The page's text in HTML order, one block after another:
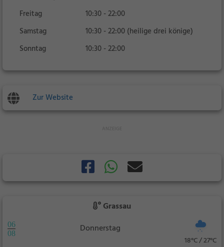
Freitag
10:30 - 22:00
Samstag
10:30 - 22:00 (heilige drei könige)
Sonntag
10:30 - 22:00
Zur Website
Grassau
06
08
Donnerstag
18°C / 27°C